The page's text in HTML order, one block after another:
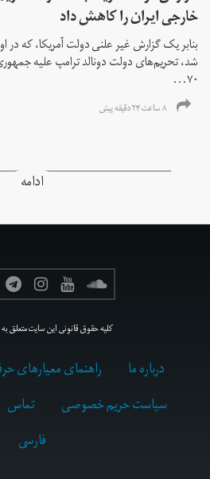
خارجی ایران را کاهش داد
بنابر یک گزارش غیر علنی دولت آمریکا، که در
۷۰...
۸ ساعت ۲۴ دقیقه پیش
ادامه
کلیه حقوق قانونی این سایت متعلق به
درباره ما راهنمای معیارهای
سیاست حریم خصوصی
تماس
فارسى